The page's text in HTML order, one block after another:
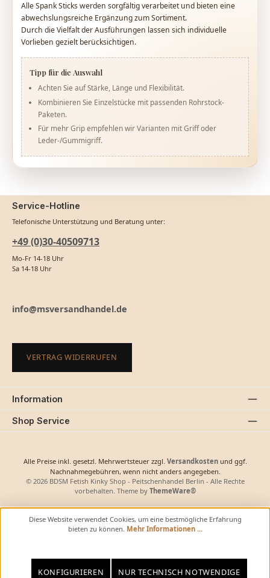
Alle Spank Sticks werden sorgfältig verarbeitet und bieten eine
abwechslungsreiche Ergänzung zum Sortiment.
Durch die Vielfalt der Ausführungen lassen sich individuelle
Vorlieben gezielt berücksichtigen.
Tipp für die Auswahl
Achten Sie auf Stärke, Länge und Flexibilität.
Kombinieren Sie Einzelstücke mit passenden Rohrstock-
Paketen.
Für mehr Grip empfehlen wir Varianten mit Griff oder
Leder-/Gummigriff.
Service-Hotline
Telefonische Unterstützung und Beratung unter:
+49 (0)30-40509713
Mo-Fr 14-18 Uhr
Sa 14-18 Uhr
info@msversandhandel.de
VERTRAG WIDERRUFEN
Information
Shop Service
Alle Preise inkl. gesetzl. Mehrwertsteuer zzgl. Versandkostenund ggf.
Nachnahmegebühren, wenn nicht anders angegeben.
© 2026 BDSM Fetish Kinky Shop - Peitschenhandel Berlin - Alle Rechte
vorbehalten. Theme by ThemeWare®
Diese Website verwendet Cookies, um eine bestmögliche Erfahrung
bieten zu können. Mehr Informationen ...
NUR TECHNISCH NOTWENDIGE
KONFIGURIEREN